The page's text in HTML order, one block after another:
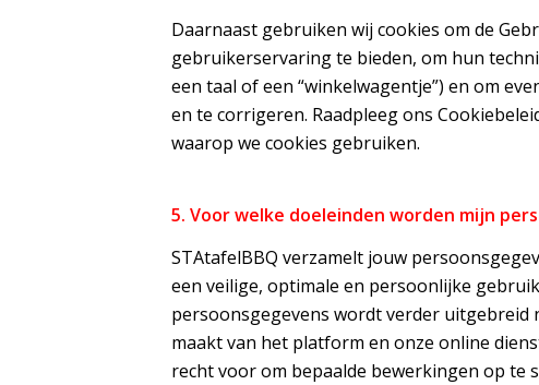
Daarnaast gebruiken wij cookies om de
gebruikerservaring te bieden, om hun
een taal of een “winkelwagentje”) en om
en te corrigeren. Raadpleeg ons
waarop we cookies gebruiken.
5. Voor welke doeleinden worden mijn
STAtafelBBQ verzamelt jouw
een veilige, optimale en persoonlijke
persoonsgegevens wordt verder
maakt van het platform en onze online
recht voor om bepaalde bewerkingen op te